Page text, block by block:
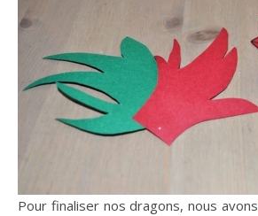
Pour finaliser nos dragons, nous avons